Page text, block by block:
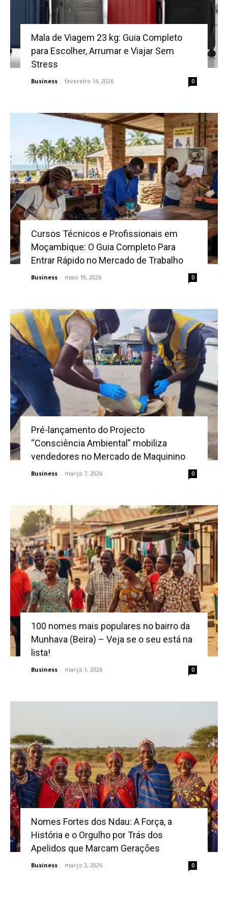
Mala de Viagem 23 kg: Guia Completo
para Escolher, Arrumar e Viajar Sem
Stress
Business - fevereiro 14, 2026 0
Cursos Técnicos e Profissionais em
Moçambique: O Guia Completo Para
Entrar Rápido no Mercado de Trabalho
Business - maio 19, 2026 0
Pré-lançamento do Projecto
“Consciência Ambiental” mobiliza
vendedores no Mercado de Maquinino
Business - março 7, 2026 0
100 nomes mais populares no bairro da
Munhava (Beira) – Veja se o seu está na
lista!
Business - março 1, 2026 0
Nomes Fortes dos Ndau: A Força, a
História e o Orgulho por Trás dos
Apelidos que Marcam Gerações
Business - março 3, 2026 0